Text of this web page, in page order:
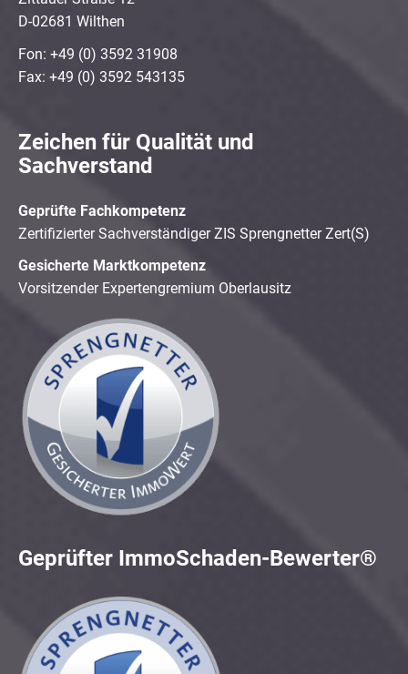
D-02681 Wilthen
Fon: +49 (0) 3592 31908
Fax: +49 (0) 3592 543135
Zeichen für Qualität und
Sachverstand
Geprüfte Fachkompetenz
Zertifizierter Sachverständiger ZIS Sprengnetter Zert(S)
Gesicherte Marktkompetenz
Vorsitzender Expertengremium Oberlausitz
Geprüfter ImmoSchaden-Bewerter®